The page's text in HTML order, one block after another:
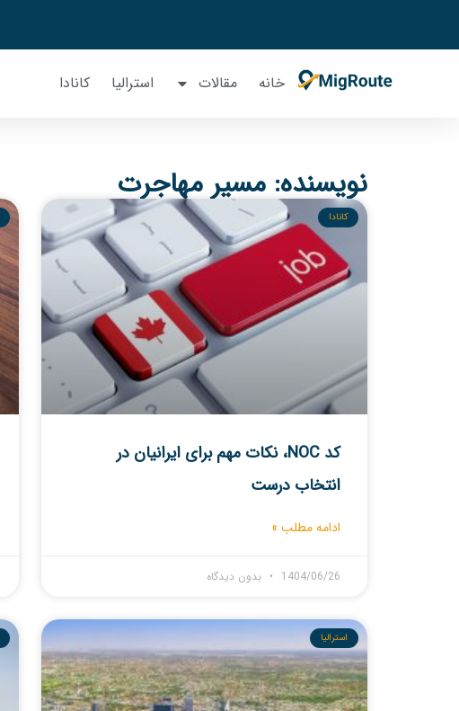
خانه مقالات استرالیا کانادا
نویسنده: مسیر مهاجرت
کانادا
کد NOC، نکات مهم برای ایرانیان در
انتخاب درست
ادامه مطلب »
1404/06/26 بدون دیدگاه
استرالیا